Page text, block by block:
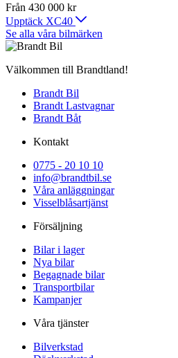
Från 430 000 kr
Upptäck XC40
Se alla våra bilmärken
Välkommen till Brandtland!
Brandt Bil
Brandt Lastvagnar
Brandt Båt
Kontakt
0775 - 20 10 10
info@brandtbil.se
Våra anläggningar
Visselblåsartjänst
Försäljning
Bilar i lager
Nya bilar
Begagnade bilar
Transportbilar
Kampanjer
Våra tjänster
Bilverkstad